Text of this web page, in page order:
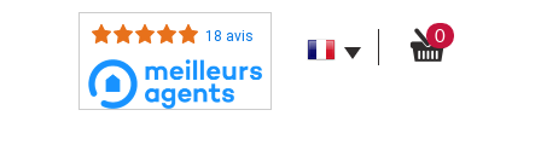
18 avis 0